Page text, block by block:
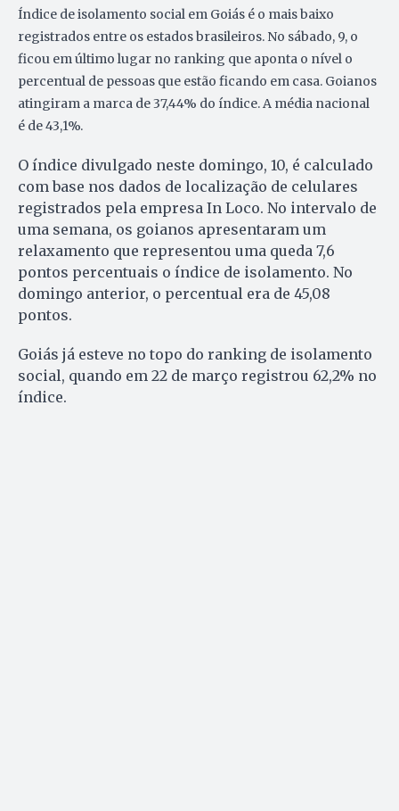
Índice de isolamento social em Goiás é o mais baixo
registrados entre os estados brasileiros. No sábado, 9, o
ficou em último lugar no ranking que aponta o nível o
percentual de pessoas que estão ficando em casa. Goianos
atingiram a marca de 37,44% do índice. A média nacional
é de 43,1%.
O índice divulgado neste domingo, 10, é calculado
com base nos dados de localização de celulares
registrados pela empresa In Loco. No intervalo de
uma semana, os goianos apresentaram um
relaxamento que representou uma queda 7,6
pontos percentuais o índice de isolamento. No
domingo anterior, o percentual era de 45,08
pontos.
Goiás já esteve no topo do ranking de isolamento
social, quando em 22 de março registrou 62,2% no
índice.